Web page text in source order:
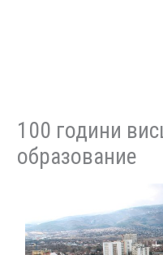
100 години
образование